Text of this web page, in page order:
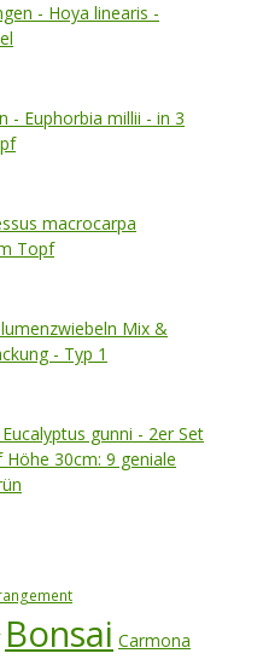
- Hoya linearis -
- Euphorbia millii - in 3
macrocarpa
Topf
Mix &
- Typ 1
gunni - 2er Set
30cm: 9 geniale
Bonsai Carmona